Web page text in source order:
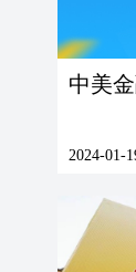
中美
2024-01-